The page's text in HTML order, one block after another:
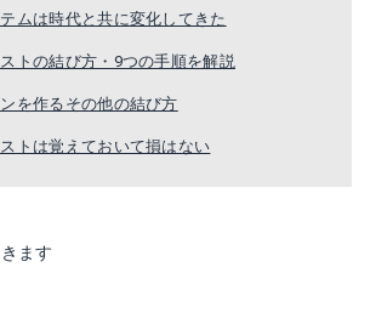
ムは時代と共に変化してきた
トの結び方・9つの手順を解説
を作るその他の結び方
トは覚えておいて損はない
ます